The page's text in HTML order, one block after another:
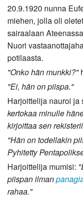
20.9.1920 nunna
miehen, jolla oli
sairaalaan
Nuori
potilaasta.
"Onko hän munkki?"
"Ei, hän on piispa."
Harjoittelija nauroi ja
kertokaa minulle
kirjoittaa sen
"Hän on todellakin
Pyhitetty
Harjoittelija mumisi:
piispan ilman
rahaa."